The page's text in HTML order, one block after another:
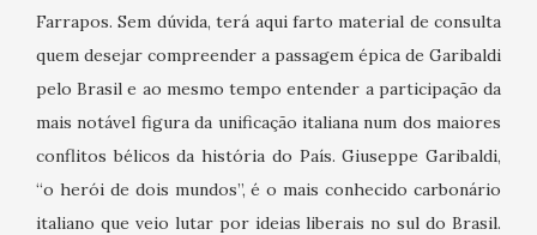
Farrapos. Sem dúvida, terá aqui farto material de consulta
quem desejar compreender a passagem épica de Garibaldi
pelo Brasil e ao mesmo tempo entender a participação da
mais notável figura da unificação italiana num dos maiores
conflitos bélicos da história do País. Giuseppe Garibaldi,
“o herói de dois mundos”, é o mais conhecido carbonário
italiano que veio lutar por ideias liberais no sul do Brasil.